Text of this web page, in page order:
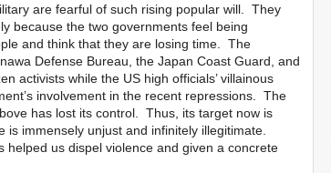
are fearful of such rising popular will. They
because the two governments feel being
and think that they are losing time. The
Defense Bureau, the Japan Coast Guard, and
activists while the US high officials’ villainous
involvement in the recent repressions. The
has lost its control. Thus, its target now is
immensely unjust and infinitely illegitimate.
helped us dispel violence and given a concrete